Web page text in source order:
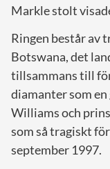
Markle stolt
Ringen består av
Botswana, det
tillsammans till
diamanter som
Williams och
som så tragiskt
september 1997.